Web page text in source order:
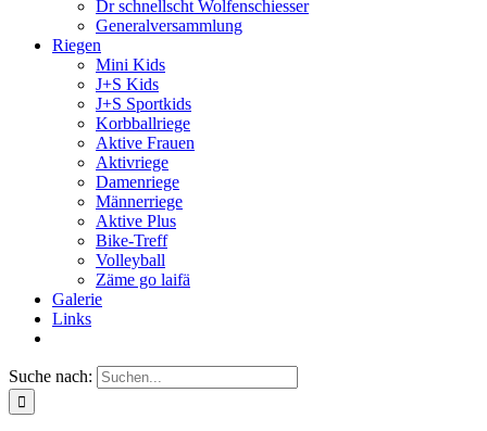
Dr schnellscht Wolfenschiesser
Generalversammlung
Riegen
Mini Kids
J+S Kids
J+S Sportkids
Korbballriege
Aktive Frauen
Aktivriege
Damenriege
Männerriege
Aktive Plus
Bike-Treff
Volleyball
Zäme go laifä
Galerie
Links
Suche nach: